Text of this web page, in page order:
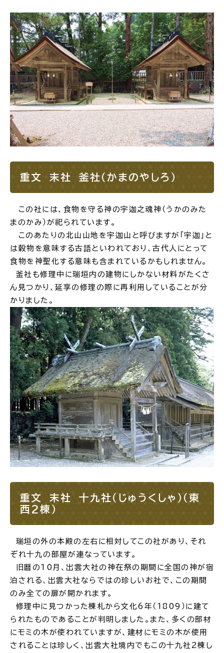
重文 末社 釜社（かまのやしろ）
この社には、食物を守る神の宇迦之魂神（うかのみた
まのかみ）が祀られています。
このあたりの北山山地を宇迦山と呼びますが「宇迦」と
は穀物を意味する古語といわれており、古代人にとって
食物を神聖化する意味も含まれているかもしれません。
釜社も修理中に瑞垣内の建物にしかない材料がたくさ
ん見つかり、延享の修理の際に再利用していることが分
かりました。
重文 末社 十九社（じゅうくしゃ）（東
西2棟）
瑞垣の外の本殿の左右に相対してこの社があり、それ
ぞれ十九の部屋が連なっています。
旧暦の10月、出雲大社の神在祭の期間に全国の神が宿
泊される、出雲大社ならではの珍しいお社で、この期間
のみ全ての扉が開かれます。
修理中に見つかった棟札から文化6年（1809）に建て
られたものであることが判明しました。また、多くの部材
にモミの木が使われていますが、建材にモミの木が使用
されることは珍しく、出雲大社境内でもこの十九社2棟し